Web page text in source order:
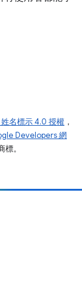
名標示 4.0 授權 ，
Developers 網
。